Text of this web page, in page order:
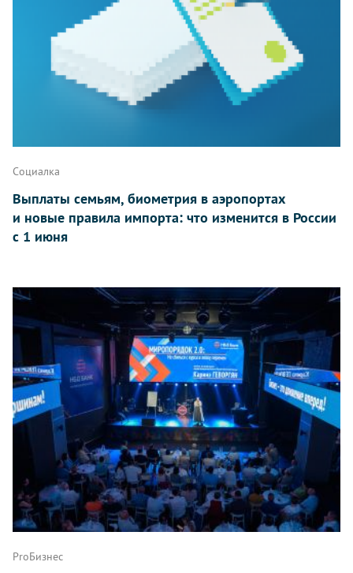
Социалка
Выплаты семьям, биометрия в аэропортах
и новые правила импорта: что изменится в России
с 1 июня
ProБизнес